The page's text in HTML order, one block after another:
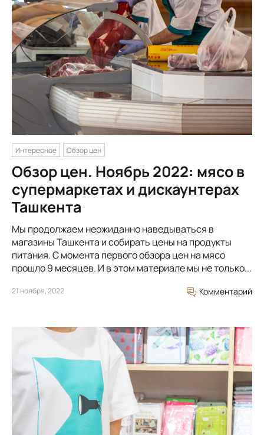
Интересное Обзор цен
Обзор цен. Ноябрь 2022: мясо в
супермаркетах и дискаунтерах
Ташкента
Мы продолжаем неожиданно наведываться в
магазины Ташкента и собирать цены на продукты
питания. С момента первого обзора цен на мясо
прошло 9 месяцев. И в этом материале мы не только...
21 ноября, 2022 Комментарий